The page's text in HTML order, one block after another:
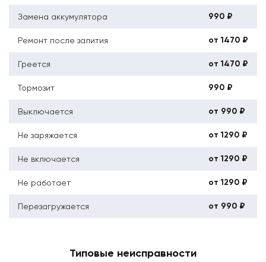
Замена аккумулятора 990 ₽
Ремонт после залития от 1470 ₽
Греется от 1470 ₽
Тормозит 990 ₽
Выключается от 990 ₽
Не заряжается от 1290 ₽
Не включается от 1290 ₽
Не работает от 1290 ₽
Перезагружается от 990 ₽
Типовые неисправности